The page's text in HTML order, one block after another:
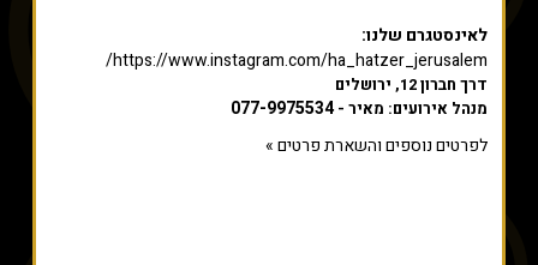
לאינסטגרם שלנו:
https://www.instagram.com/ha_hatzer_jerusalem/
דרך חברון 12, ירושלים
מנהל אירועים: מאיר -077-9975534
לפרטים נוספים והשארת פרטים »